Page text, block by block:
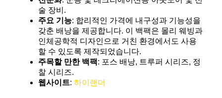
술 장비.
주요 기능: 합리적인 가격에 내구성과 기능성을
갖춘 배낭을 제공합니다. 이 백팩은 몰리 웨빙과
인체공학적 디자인으로 거친 환경에서도 사용
할 수 있도록 제작되었습니다.
주목할 만한 백팩: 포스 배낭, 트루퍼 시리즈, 정
찰 시리즈.
웹사이트: 하이랜더